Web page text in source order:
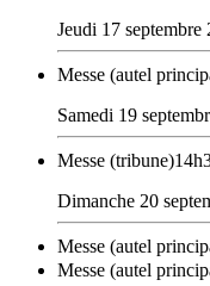
Jeudi 17 septembre
Messe (autel
Samedi 19
Messe (tribune)
Dimanche 20
Messe (autel
Messe (autel